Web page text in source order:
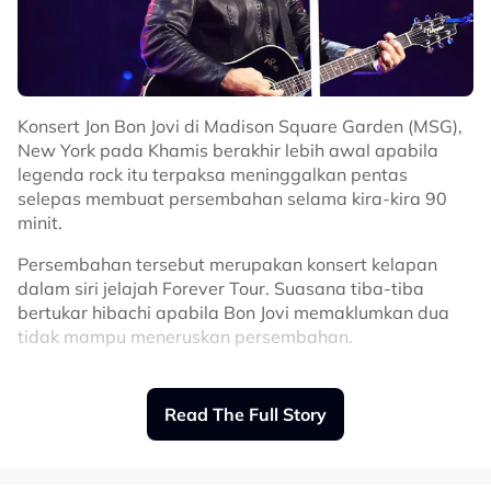
Konsert Jon Bon Jovi di Madison Square Garden (MSG),
New York pada Khamis berakhir lebih awal apabila
legenda rock itu terpaksa meninggalkan pentas
selepas membuat persembahan selama kira-kira 90
minit.
Persembahan tersebut merupakan konsert kelapan
dalam siri jelajah Forever Tour. Suasana tiba-tiba
bertukar hibachi apabila Bon Jovi memaklumkan dua
tidak mampu meneruskan persembahan.
usahakan supaya konsert ini dijadualkan semula.
"Saya cuma perlu berehat malam ini. Saya rasa baik,
Read The Full Story